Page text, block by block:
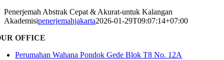
Penerjemah Abstrak Cepat & Akurat-untuk Kalangan
Akademisipenerjemahjakarta2026-01-29T09:07:14+07:00
OFFICE
Perumahan Wahana Pondok Gede Blok T8 No. 12A